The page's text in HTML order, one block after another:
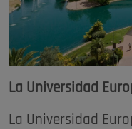
La Universidad
La Universidad